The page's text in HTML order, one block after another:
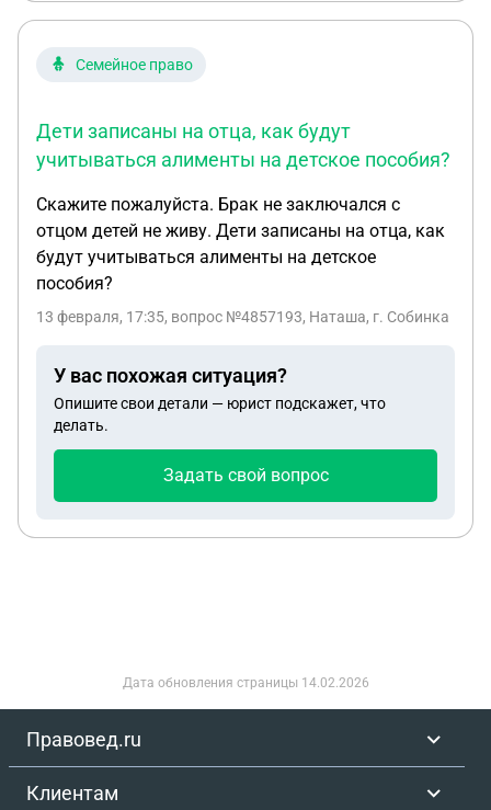
Семейное право
Дети записаны на отца, как будут
учитываться алименты на детское пособия?
Скажите пожалуйста. Брак не заключался с
отцом детей не живу. Дети записаны на отца, как
будут учитываться алименты на детское
пособия?
13 февраля, 17:35, вопрос №4857193, Наташа, г. Собинка
У вас похожая ситуация?
Опишите свои детали — юрист подскажет, что
делать.
Задать свой вопрос
Дата обновления страницы 14.02.2026
Правовед.ru
Клиентам